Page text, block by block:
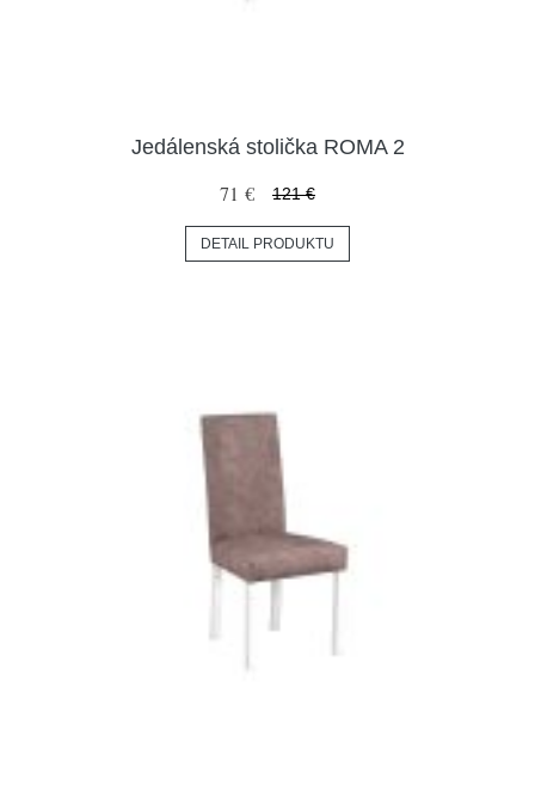
Jedálenská stolička ROMA 2
71 € 121 €
DETAIL PRODUKTU